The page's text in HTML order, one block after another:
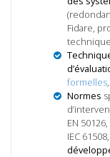
Fidare,
formelles,
Normes
EN
IEC